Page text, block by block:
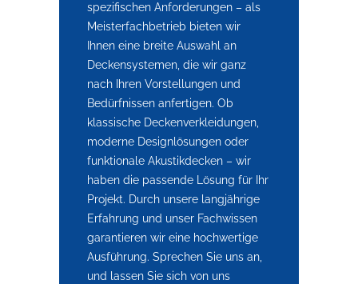
spezifischen Anforderungen – als
Meisterfachbetrieb bieten wir
Ihnen eine breite Auswahl an
Deckensystemen, die wir ganz
nach Ihren Vorstellungen und
Bedürfnissen anfertigen. Ob
klassische Deckenverkleidungen,
moderne Designlösungen oder
funktionale Akustikdecken – wir
haben die passende Lösung für Ihr
Projekt. Durch unsere langjährige
Erfahrung und unser Fachwissen
garantieren wir eine hochwertige
Ausführung. Sprechen Sie uns an,
und lassen Sie sich von uns